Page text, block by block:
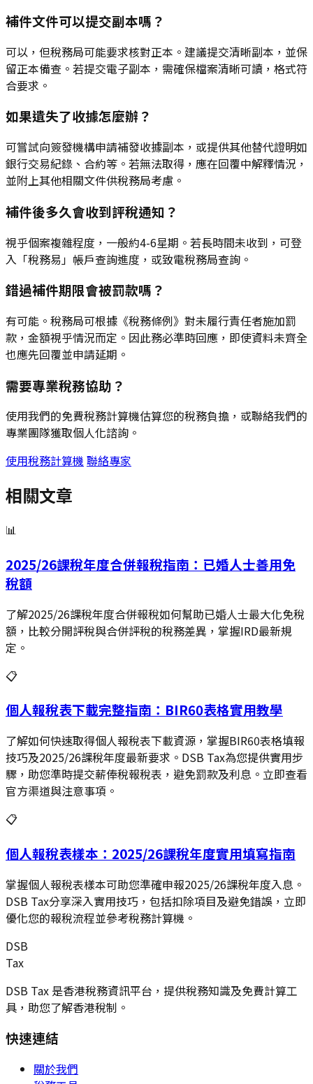
補件文件可以提交副本嗎？
可以，但稅務局可能要求核對正本。建議提交清晰副本，並保
留正本備查。若提交電子副本，需確保檔案清晰可讀，格式符
合要求。
如果遺失了收據怎麼辦？
可嘗試向簽發機構申請補發收據副本，或提供其他替代證明如
銀行交易紀錄、合約等。若無法取得，應在回覆中解釋情況，
並附上其他相關文件供稅務局考慮。
補件後多久會收到評稅通知？
視乎個案複雜程度，一般約4-6星期。若長時間未收到，可登
入「稅務易」帳戶查詢進度，或致電稅務局查詢。
錯過補件期限會被罰款嗎？
有可能。稅務局可根據《稅務條例》對未履行責任者施加罰
款，金額視乎情況而定。因此務必準時回應，即使資料未齊全
也應先回覆並申請延期。
需要專業稅務協助？
使用我們的免費稅務計算機估算您的稅務負擔，或聯絡我們的
專業團隊獲取個人化諮詢。
使用稅務計算機 聯絡專家
相關文章
📊
2025/26課稅年度合併報稅指南：已婚人士善用免
稅額
了解2025/26課稅年度合併報稅如何幫助已婚人士最大化免稅
額，比較分開評稅與合併評稅的稅務差異，掌握IRD最新規
定。
📋
個人報稅表下載完整指南：BIR60表格實用教學
了解如何快速取得個人報稅表下載資源，掌握BIR60表格填報
技巧及2025/26課稅年度最新要求。DSB Tax為您提供實用步
驟，助您準時提交薪俸稅報稅表，避免罰款及利息。立即查看
官方渠道與注意事項。
📋
個人報稅表樣本：2025/26課稅年度實用填寫指南
掌握個人報稅表樣本可助您準確申報2025/26課稅年度入息。
DSB Tax分享深入實用技巧，包括扣除項目及避免錯誤，立即
優化您的報稅流程並參考稅務計算機。
DSB
Tax
DSB Tax 是香港稅務資訊平台，提供稅務知識及免費計算工
具，助您了解香港稅制。
快速連結
關於我們